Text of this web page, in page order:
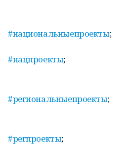
#национальныепроекты;
#нацпроекты;
#региональныепроекты;
#регпроекты;